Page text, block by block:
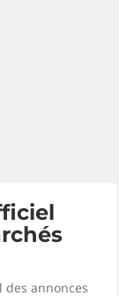
des annonces